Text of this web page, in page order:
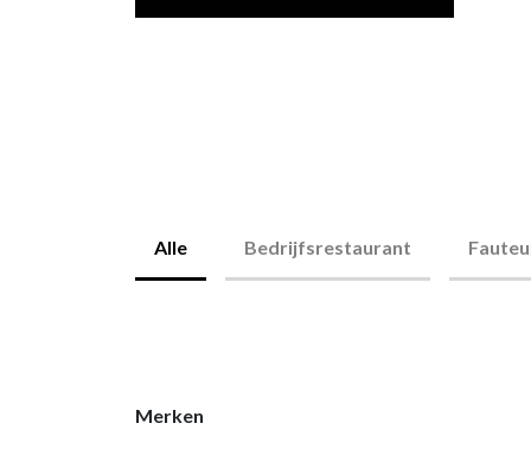
Kabelmanagement Terrasmeubilair
Alle Bedrijfsrestaurant
Merken